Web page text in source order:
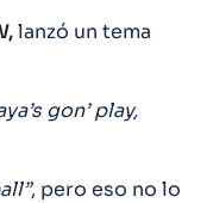
lanzó un tema
gon’ play,
, pero eso no lo